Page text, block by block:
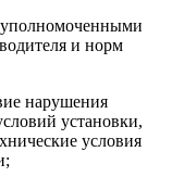
и норм
нарушения
установки,
условия